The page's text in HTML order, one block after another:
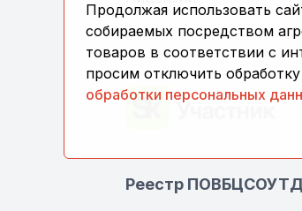
Реестр ПОВБЦСОУТ
Продолжая использовать
собираемых посредством
товаров в соответствии с
просим отключить
обработки персональных